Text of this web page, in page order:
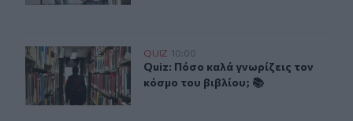
Quiz: Πόσο καλά γνωρίζεις τον κόσμο του βιβλίου; 📚
QUIZ 10:00
Quiz: Πόσο καλά γνωρίζεις τον
Quiz: Πόσο καλά γνωρίζεις τον
κόσμο του βιβλίου; 📚